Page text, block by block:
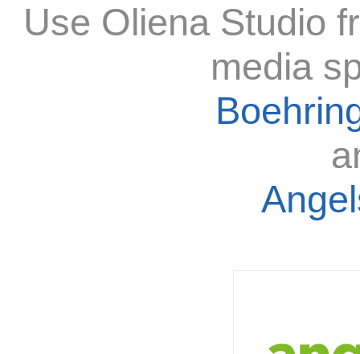
Use Oliena Studio
media